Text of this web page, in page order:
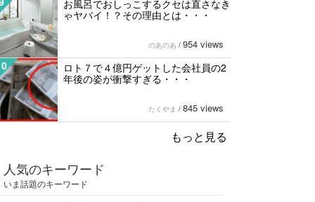
お風呂でおしっこするクセは直さなき
ゃヤバイ！？その理由とは・・・
のあのあ / 954 views
ロト７で４億円ゲットした会社員の2
年後の姿が衝撃すぎる・・・
たくやま / 845 views
もっと見る
人気のキーワード
いま話題のキーワード